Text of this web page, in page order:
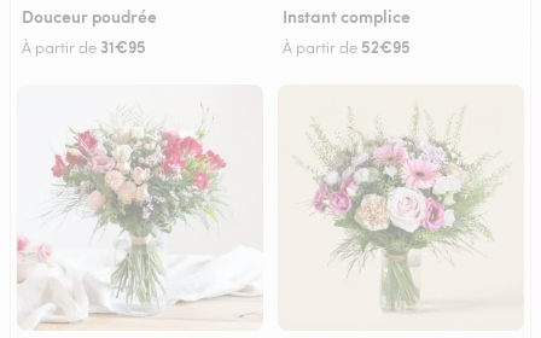
Douceur poudrée
À partir de 31€95
Instant complice
À partir de 52€95